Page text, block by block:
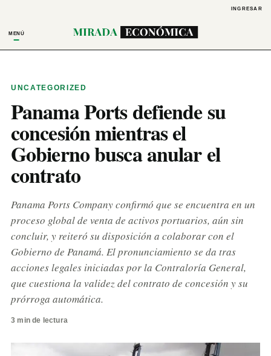
INGRESAR
MENÚ
UNCATEGORIZED
Panama Ports defiende su
concesión mientras el
Gobierno busca anular el
contrato
Panama Ports Company confirmó que se encuentra en un
proceso global de venta de activos portuarios, aún sin
concluir, y reiteró su disposición a colaborar con el
Gobierno de Panamá. El pronunciamiento se da tras
acciones legales iniciadas por la Contraloría General,
que cuestiona la validez del contrato de concesión y su
prórroga automática.
3 min de lectura